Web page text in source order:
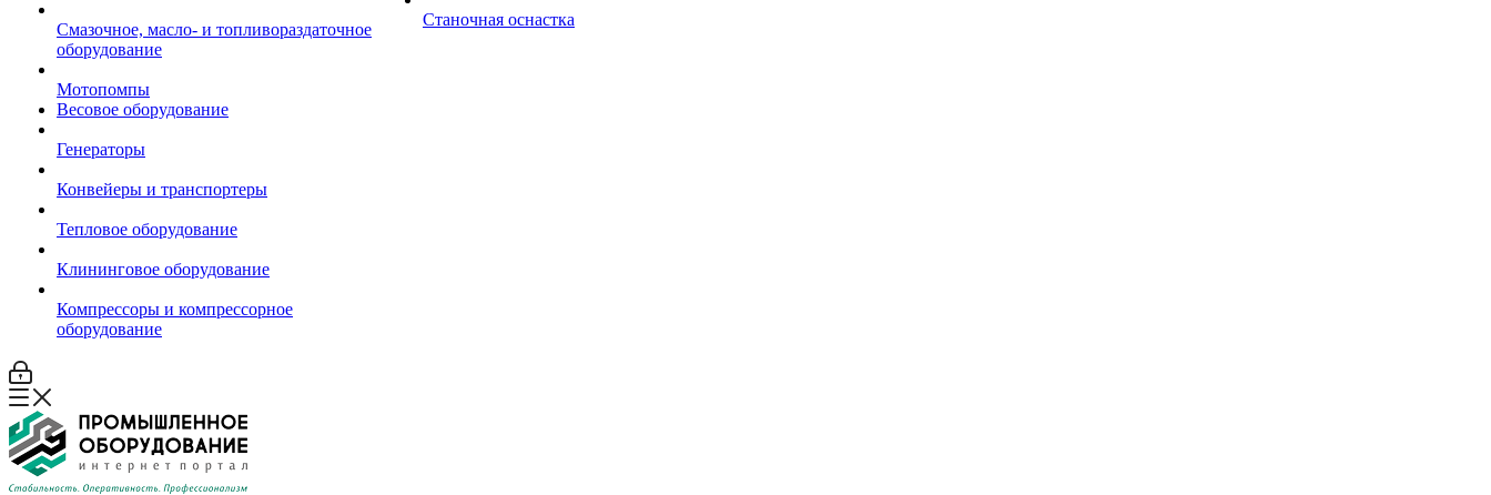
Смазочное, масло- и топливораздаточное
оборудование
Мотопомпы
Весовое оборудование
Генераторы
Конвейеры и транспортеры
Тепловое оборудование
Клининговое оборудование
Компрессоры и компрессорное
оборудование
Станочная оснастка